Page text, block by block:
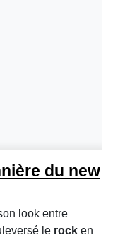
du new
look entre
le rock en